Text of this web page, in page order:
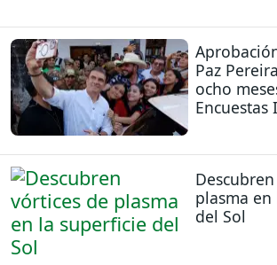
Paz
ocho
Encuestas
plasma
del Sol